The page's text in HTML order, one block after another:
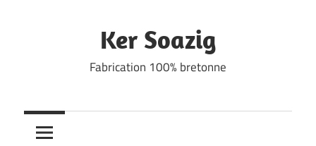
Ker Soazig
Fabrication 100% bretonne